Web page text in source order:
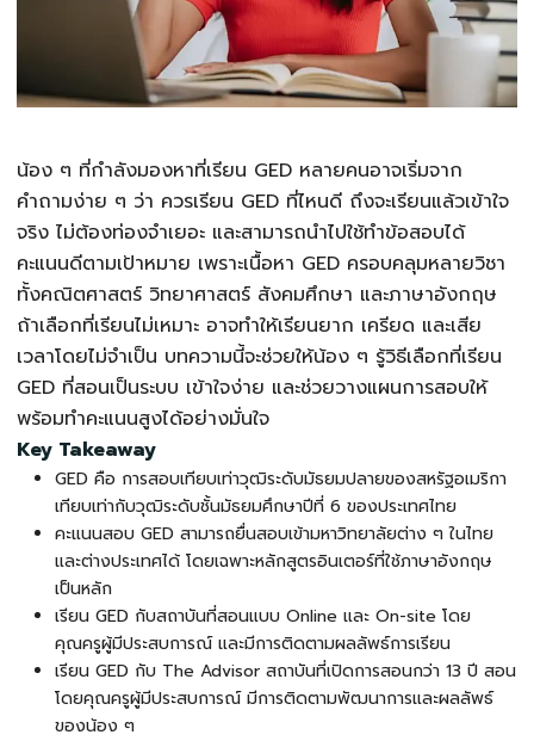
น้อง ๆ ที่กำลังมองหาที่เรียน GED หลายคนอาจเริ่มจาก
คำถามง่าย ๆ ว่า ควรเรียน GED ที่ไหนดี ถึงจะเรียนแล้วเข้าใจ
จริง ไม่ต้องท่องจำเยอะ และสามารถนำไปใช้ทำข้อสอบได้
คะแนนดีตามเป้าหมาย เพราะเนื้อหา GED ครอบคลุมหลายวิชา
ทั้งคณิตศาสตร์ วิทยาศาสตร์ สังคมศึกษา และภาษาอังกฤษ
ถ้าเลือกที่เรียนไม่เหมาะ อาจทำให้เรียนยาก เครียด และเสีย
เวลาโดยไม่จำเป็น บทความนี้จะช่วยให้น้อง ๆ รู้วิธีเลือกที่เรียน
GED ที่สอนเป็นระบบ เข้าใจง่าย และช่วยวางแผนการสอบให้
พร้อมทำคะแนนสูงได้อย่างมั่นใจ
Key Takeaway
GED คือ การสอบเทียบเท่าวุฒิระดับมัธยมปลายของสหรัฐอเมริกา
เทียบเท่ากับวุฒิระดับชั้นมัธยมศึกษาปีที่ 6 ของประเทศไทย
คะแนนสอบ GED สามารถยื่นสอบเข้ามหาวิทยาลัยต่าง ๆ ในไทย
และต่างประเทศได้ โดยเฉพาะหลักสูตรอินเตอร์ที่ใช้ภาษาอังกฤษ
เป็นหลัก
เรียน GED กับสถาบันที่สอนแบบ Online และ On-site โดย
คุณครูผู้มีประสบการณ์ และมีการติดตามผลลัพธ์การเรียน
เรียน GED กับ The Advisor สถาบันที่เปิดการสอนกว่า 13 ปี สอน
โดยคุณครูผู้มีประสบการณ์ มีการติดตามพัฒนาการและผลลัพธ์
ของน้อง ๆ